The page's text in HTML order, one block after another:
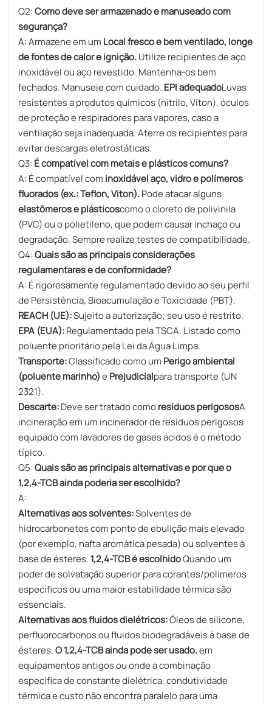
Q2:Como deve ser armazenado e manuseado com
segurança?
A: Armazene em um Local fresco e bem ventilado, longe
de fontes de calor e ignição.Utilize recipientes de aço
inoxidável ou aço revestido. Mantenha-os bem
fechados. Manuseie com cuidado. EPI adequadoLuvas
resistentes a produtos químicos (nitrilo, Viton), óculos
de proteção e respiradores para vapores, caso a
ventilação seja inadequada. Aterre os recipientes para
evitar descargas eletrostáticas.
Q3: É compatível com metais e plásticos comuns?
A: É compatível com inoxidável aço, vidro e polímeros
fluorados (ex.: Teflon, Viton).Pode atacar alguns
elastômeros e plásticoscomo o cloreto de polivinila
(PVC) ou o polietileno, que podem causar inchaço ou
degradação. Sempre realize testes de compatibilidade.
Q4:Quais são as principais considerações
regulamentares e de conformidade?
A: É rigorosamente regulamentado devido ao seu perfil
de Persistência, Bioacumulação e Toxicidade (PBT).
REACH (UE):Sujeito a autorização; seu uso é restrito.
EPA (EUA):Regulamentado pela TSCA. Listado como
poluente prioritário pela Lei da Água Limpa.
Transporte:Classificado como um Perigo ambiental
(poluente marinho)e Prejudicialpara transporte (UN
2321).
Descarte:Deve ser tratado comoresíduos perigososA
incineração em um incinerador de resíduos perigosos
equipado com lavadores de gases ácidos é o método
típico.
Q5:Quais são as principais alternativas e por que o
1,2,4-TCB ainda poderia ser escolhido?
A:
Alternativas aos solventes:Solventes de
hidrocarbonetos com ponto de ebulição mais elevado
(por exemplo, nafta aromática pesada) ou solventes à
base de ésteres. 1,2,4-TCB é escolhido​Quando um
poder de solvatação superior para corantes/polímeros
específicos ou uma maior estabilidade térmica são
essenciais.
Alternativas aos fluidos dielétricos:Óleos de silicone,
perfluorocarbonos ou fluidos biodegradáveis ​​à base de
ésteres.O 1,2,4-TCB ainda pode ser usado.em
equipamentos antigos ou onde a combinação
específica de constante dielétrica, condutividade
térmica e custo não encontra paralelo para uma